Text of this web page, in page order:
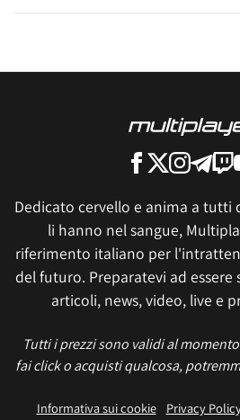
Dedicato cervello e anima a tutti
li hanno nel sangue,
riferimento italiano per
del futuro. Preparatevi ad
articoli, news, video, live e
Tutti i prezzi sono validi al
fai click o acquisti qualcosa,
Informativa sui cookie Privacy